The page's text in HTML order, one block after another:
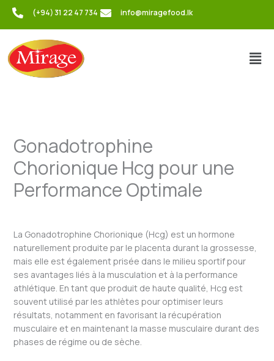
Skip
content
(+94) 31 22 47 734 info@miragefood.lk
Gonadotrophine
Chorionique Hcg pour une
Performance Optimale
La Gonadotrophine Chorionique (Hcg) est un hormone
naturellement produite par le placenta durant la grossesse,
mais elle est également prisée dans le milieu sportif pour
ses avantages liés à la musculation et à la performance
athlétique. En tant que produit de haute qualité, Hcg est
souvent utilisé par les athlètes pour optimiser leurs
résultats, notamment en favorisant la récupération
musculaire et en maintenant la masse musculaire durant des
phases de régime ou de sèche.